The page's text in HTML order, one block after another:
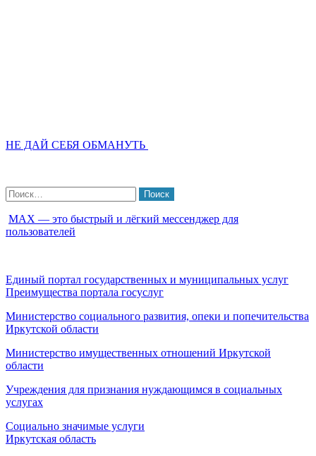
НЕ ДАЙ СЕБЯ ОБМАНУТЬ
Найти:
МАХ — это быстрый и лёгкий мессенджер для
пользователей
Единый портал государственных и муниципальных услуг
Преимущества портала госуслуг
Министерство социального развития, опеки и попечительства
Иркутской области
Министерство имущественных отношений Иркутской
области
Учреждения для признания нуждающимся в социальных
услугах
Социально значимые услуги
Иркутская область